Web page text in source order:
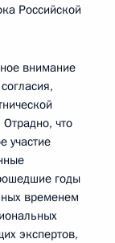
Российской
внимание
что
участие
годы
временем
экспертов,